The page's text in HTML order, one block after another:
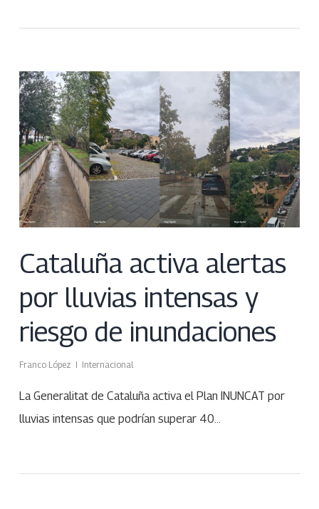
Cataluña activa alertas
por lluvias intensas y
riesgo de inundaciones
Franco López Internacional
La Generalitat de Cataluña activa el Plan INUNCAT por
lluvias intensas que podrían superar 40…